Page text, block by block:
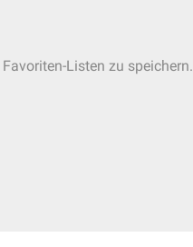
Listen zu speichern.